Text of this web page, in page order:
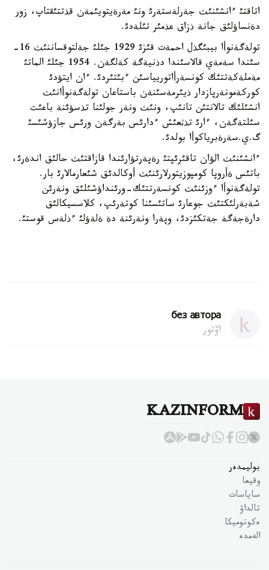
اتاقتئ ءانشئنئث جةرلةستةرئ ونئ مةرةيتويئمةن قذتتئقتاپ، زور
دةنساؤلئق جانة ذزاق عذمئر تئلةدئ.
تولةگةنوأا بيبئگذل احمةت قئزئ 1929 جئلئ جةلتوقساننئث 16-
سئندا سةمةي قالاسئندا دذنيةگة كةلگةن. 1954 جئلئ الماتئ
مةملةكةتتئك كونسةرأاتوريياسئن ءبئتئردئ. ءان ايتؤدئ
كوركةمونةرپازدار ذيئرمةسئنةن باستاعان تولةگةنوأانئث
انشئلئك تالانتئن تانئپ، ونئث ونةر جولئنا تذسؤئنة باعئت
سئلتةگةن، ءارئ تذثعئش ءدارئس بةرگةن ورئس جازؤشئسئ
گ.ي.سةرةبرياكوأا بولدئ.
ءانشئنئث الؤان تاقئرئپتئ رةپةرتؤارئندا قازاقتئث حالئق اندةرئ،
باتئس ةأروپا كومپوزيتورلارئنئث أوكالدئق شئعارمالارئ بار.
تولةگةنوأا ءوزئنئث كونسةرتتئك-ورئنداؤشئلئق ونةرئن
شةبةرلئكتئث جوعارئ ساتئسئنا كوتةرئپ، كلاسسيكالئق
دارةجةگة جةتكئزدئ، وپةرا ونةرئنة دة ةلةؤلئ ءذلةس قوستئ.
без автора
اۆتور
KAZINFORM
بوليمدەر
وقيعا
ساياسات
تالداۋ
ەكونوميكا
الەمدە